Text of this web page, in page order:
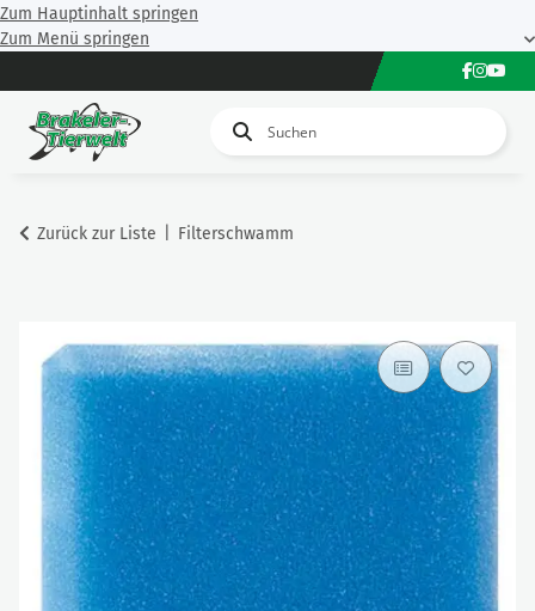
Zum Hauptinhalt springen
Zum Menü springen
Zurück zur Liste Filterschwamm